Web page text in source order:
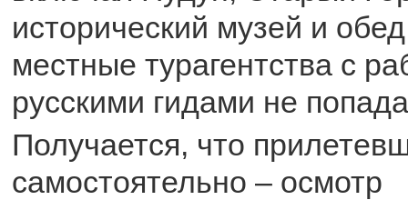
исторический музей и
местные турагентства с
русскими гидами не
Получается, что
самостоятельно – осмотр